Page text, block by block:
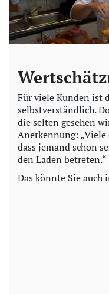
Für viele Kunden ist
selbstverständlich.
die selten gesehen
Anerkennung:
dass jemand schon
den Laden betreten.“
Das könnte Sie auch